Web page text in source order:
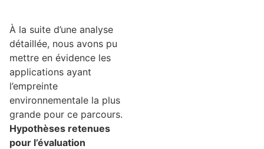
À la suite d’une analyse
détaillée, nous avons pu
mettre en évidence les
applications ayant
l’empreinte
environnementale la plus
grande pour ce parcours.
Hypothèses retenues
pour l’évaluation